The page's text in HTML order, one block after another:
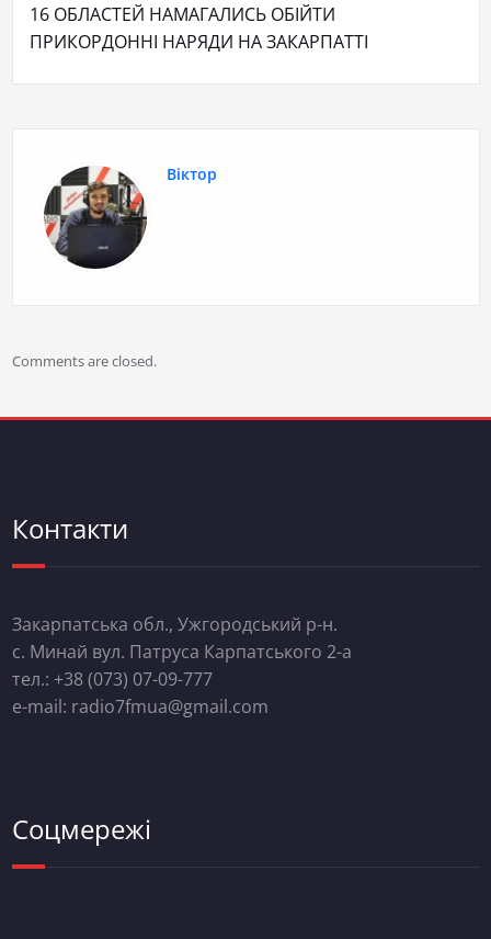
16 ОБЛАСТЕЙ НАМАГАЛИСЬ ОБІЙТИ
ПРИКОРДОННІ НАРЯДИ НА ЗАКАРПАТТІ
Віктор
Comments are closed.
Контакти
Закарпатська обл., Ужгородський р-н.
с. Минай вул. Патруса Карпатського 2-а
тел.: +38 (073) 07-09-777
e-mail: radio7fmua@gmail.com
Соцмережі